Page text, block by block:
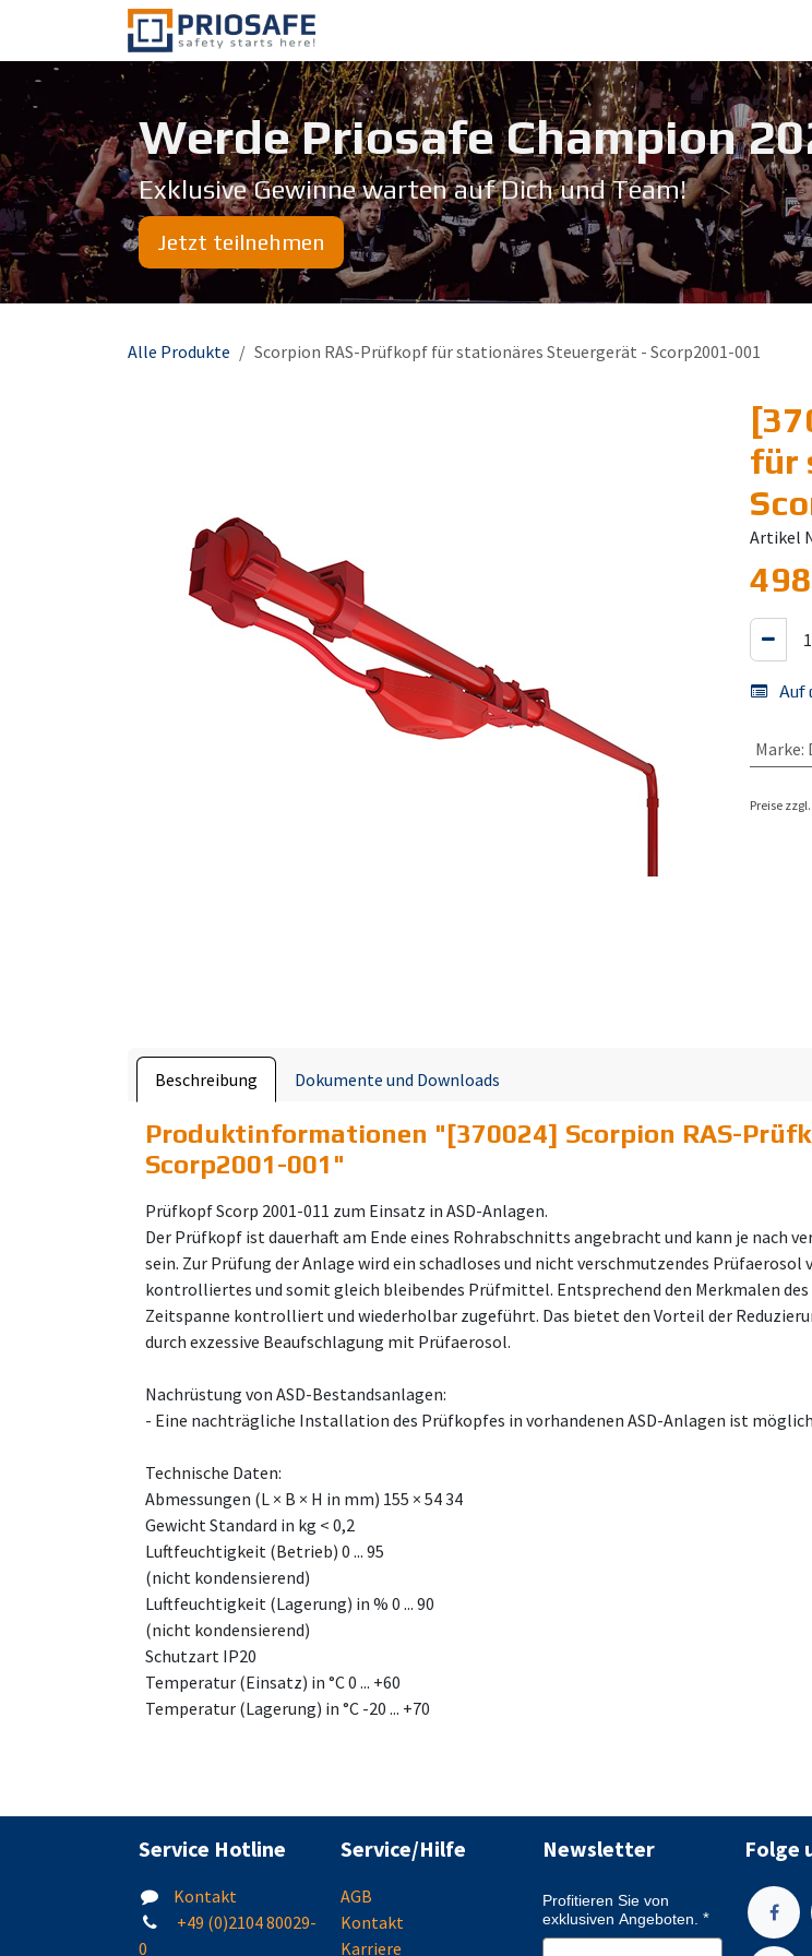
Zum Inhalt springen
Jetzt teilnehmen
Werde Priosafe Champion
Exklusive Gewinne warten auf Dich und Team!
Alle Produkte Scorpion RAS-Prüfkopf für stationäres Steuergerät - Scorp2001-001
für
Artikel
Auf
Marke:
Preise
Beschreibung Dokumente und Downloads
Produktinformationen "[370024] Scorpion RAS-
Scorp2001-001 "
Prüfkopf Scorp 2001-011 zum Einsatz in ASD-Anlagen.
Der Prüfkopf ist dauerhaft am Ende eines Rohrabschnitts angebracht und kann je nach
sein. Zur Prüfung der Anlage wird ein schadloses und nicht verschmutzendes
kontrolliertes und somit gleich bleibendes Prüfmittel. Entsprechend den Merkmalen
Zeitspanne kontrolliert und wiederholbar zugeführt. Das bietet den Vorteil der
durch exzessive Beaufschlagung mit Prüfaerosol.
Nachrüstung von ASD-Bestandsanlagen:
- Eine nachträgliche Installation des Prüfkopfes in vorhandenen ASD-Anlagen ist
Technische Daten:
Abmessungen (L × B × H in mm) 155 × 54 34
Gewicht Standard in kg < 0,2
Luftfeuchtigkeit (Betrieb) 0 ... 95
(nicht kondensierend)
Luftfeuchtigkeit (Lagerung) in % 0 ... 90
(nicht kondensierend)
Schutzart IP20
Temperatur (Einsatz) in °C 0 ... +60
Temperatur (Lagerung) in °C -20 ... +70
Service Hotline
Kontakt
+49 (0)2104 80029-
0
Service/Hilfe
AGB
Kontakt
Karriere
Newsletter
Profitieren Sie von
exklusiven Angeboten.
Folge